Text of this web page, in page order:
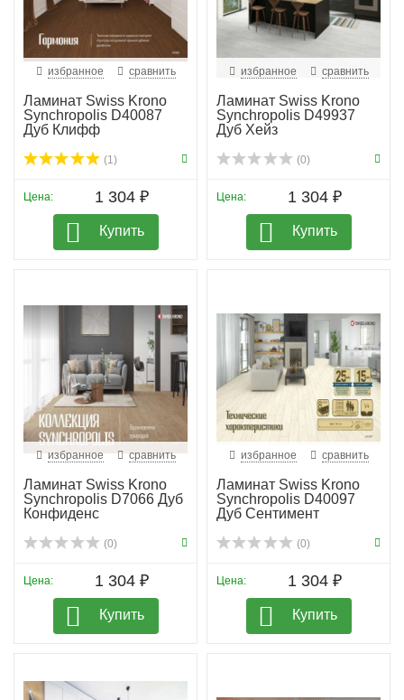
стиль и элегантность.
избранное сравнить
Ламинат Swiss Krono
Synchropolis D40087
Дуб Клифф
(1)
Цена: 1 304 ₽
Купить
избранное сравнить
Ламинат Swiss Krono
Synchropolis D49937
Дуб Хейз
(0)
Цена: 1 304 ₽
Купить
избранное сравнить
Ламинат Swiss Krono
Synchropolis D7066 Дуб
Конфиденс
(0)
Цена: 1 304 ₽
Купить
избранное сравнить
Ламинат Swiss Krono
Synchropolis D40097
Дуб Сентимент
(0)
Цена: 1 304 ₽
Купить